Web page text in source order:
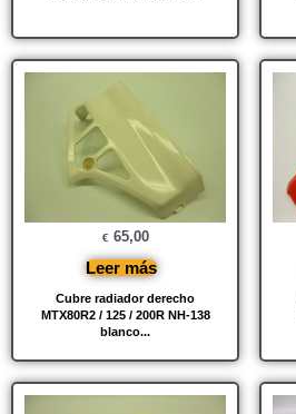
Cubre radiador derecho
MTX80R2 / 125 / 200R NH-138
blanco...
€ 65,00
Leer más